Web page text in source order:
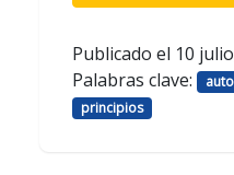
Publicado el 10
Palabras clave:
principios